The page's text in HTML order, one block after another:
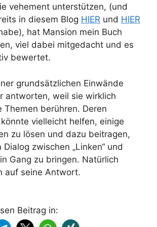
vehement unterstützen, (und
in diesem Blog HIER und HIER
hat Mansion mein Buch
viel dabei mitgedacht und es
bewertet.
grundsätzlichen Einwände
antworten, weil sie wirklich
Themen berühren. Deren
vielleicht helfen, einige
zu lösen und dazu beitragen,
zwischen „Linken“ und
Gang zu bringen. Natürlich
auf seine Antwort.
Beitrag in: